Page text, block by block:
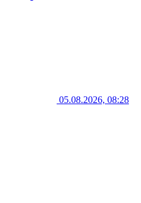
05.08.2026, 08:28